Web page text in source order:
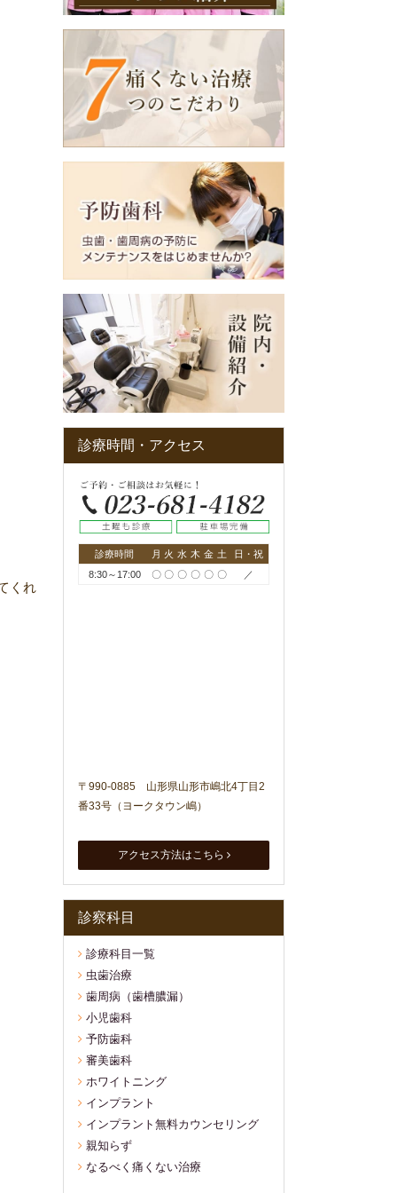
くれ
診療時間・アクセス
診療時間 月 火 水 木 金 土
日・祝
8:30～17:00
〇 〇 〇 〇 〇 〇 ／
〒990-0885 山形県山形市嶋北4丁目2
番33号（ヨークタウン嶋）
アクセス方法はこちら
診察科目
診療科目一覧
虫歯治療
歯周病（歯槽膿漏）
小児歯科
予防歯科
審美歯科
ホワイトニング
インプラント
インプラント無料カウンセリング
親知らず
なるべく痛くない治療